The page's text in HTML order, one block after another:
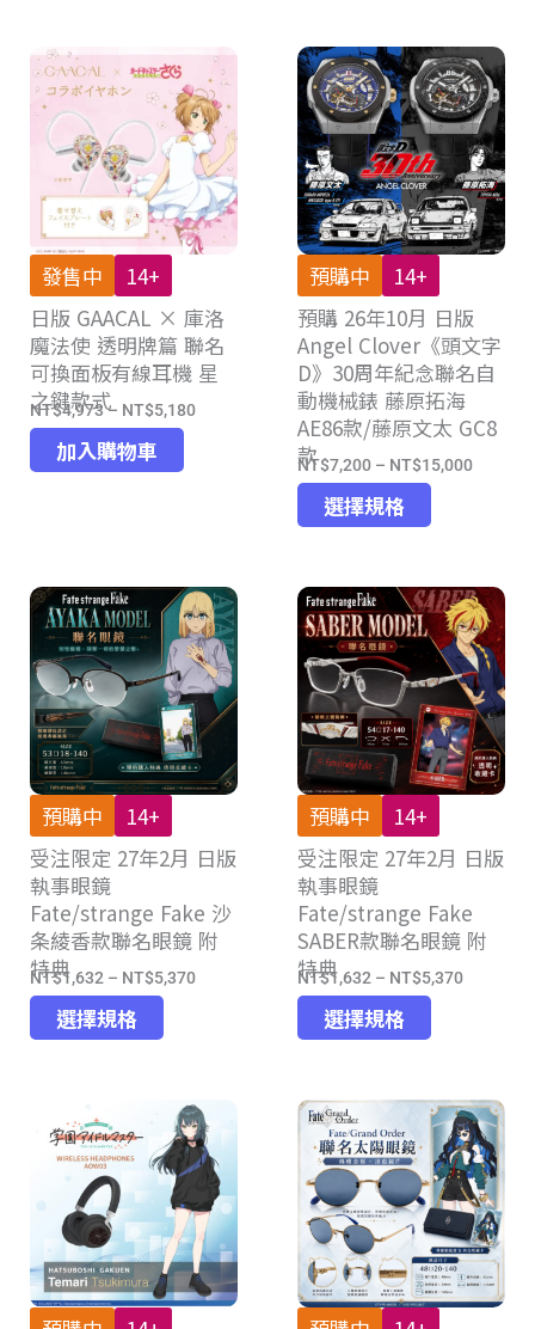
NT$5,837
到
NT$6,080
多
種
款
式。
可
在
產
頁
面
選
擇
選
NT$5,837
到
NT$6,080
有
多
種
款
式。
可
在
產
頁
面
選
擇
選
項
發售中
14+
日版 GAACAL × 庫洛
魔法使 透明牌篇 聯名
可換面板有線耳機 星
之鍵款式
NT$4,973– NT$5,180價
NT$5,180
加入購物車
預購中
14+
預購 26年10月 日版
Angel Clover《頭文字
D》30周年紀念聯名自
動機械錶 藤原拓海
AE86款/藤原文太 GC8
款
NT$7,200 – NT$15,000價
到
選擇規格
產
有
多
種
款
式。
可
在
產
頁
選
擇
選
項
預購中
14+
受注限定 27年2月 日版
執事眼鏡
Fate/strange Fake 沙
条綾香款聯名眼鏡 附
特典
NT$1,632 – NT$5,370價
NT$1,632
到
NT$5,370
選擇規格
產
多
種
款
式。
可
在
產
預購中
14+
受注限定 27年2月 日版
執事眼鏡
Fate/strange Fake
SABER款聯名眼鏡 附
特典
NT$1,632 – NT$5,370價
NT$1,632
到
NT$5,370
選擇規格
產
有
多
種
款
式。
可
在
產